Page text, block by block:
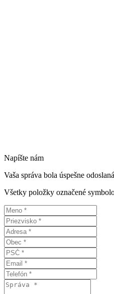
Napíšte nám
Vaša správa bola úspešne
Všetky položky označené